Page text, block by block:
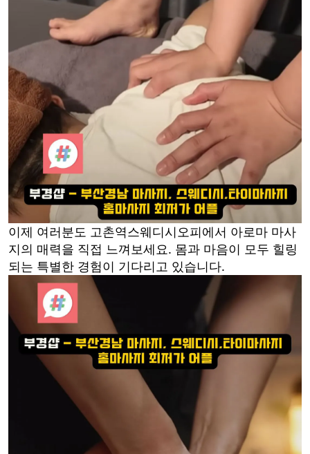
이제 여러분도 고촌역스웨디시오피에서 아로마 마사
지의 매력을 직접 느껴보세요. 몸과 마음이 모두 힐링
되는 특별한 경험이 기다리고 있습니다.